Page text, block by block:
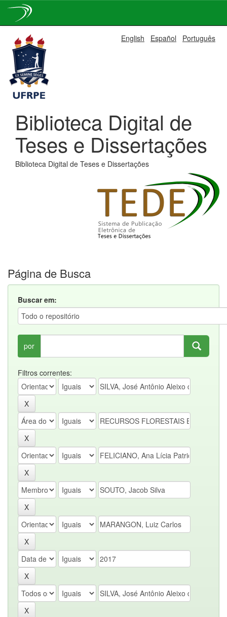
navigation
English Español Português
Biblioteca Digital de
Teses e Dissertações
Biblioteca Digital de Teses e Dissertações
Página de Busca
Buscar em:
por
Filtros correntes: